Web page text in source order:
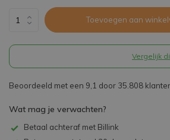
Toevoegen aan
Vergelijk
Beoordeeld met een 9,1 door 35.808
Wat mag je verwachten?
Betaal achteraf met Billink